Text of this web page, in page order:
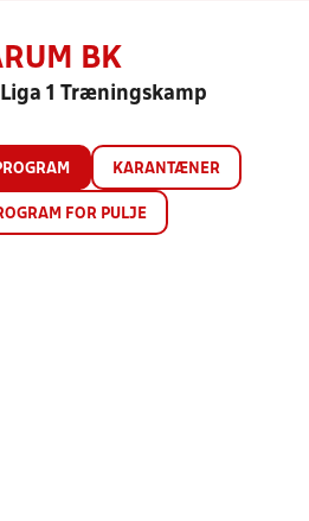
BK
1 Træningskamp
KARANTÆNER
FOR PULJE